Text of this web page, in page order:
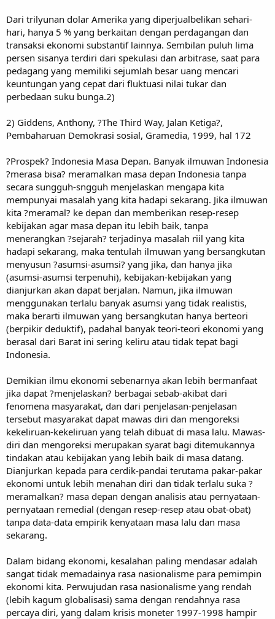
Dari trilyunan dolar Amerika yang diperjualbelikan sehari-
hari, hanya 5 % yang berkaitan dengan perdagangan dan
transaksi ekonomi substantif lainnya. Sembilan puluh lima
persen sisanya terdiri dari spekulasi dan arbitrase, saat para
pedagang yang memiliki sejumlah besar uang mencari
keuntungan yang cepat dari fluktuasi nilai tukar dan
perbedaan suku bunga.2)
2) Giddens, Anthony, ?The Third Way, Jalan Ketiga?,
Pembaharuan Demokrasi sosial, Gramedia, 1999, hal 172
?Prospek? Indonesia Masa Depan. Banyak ilmuwan Indonesia
?merasa bisa? meramalkan masa depan Indonesia tanpa
secara sungguh-sngguh menjelaskan mengapa kita
mempunyai masalah yang kita hadapi sekarang. Jika ilmuwan
kita ?meramal? ke depan dan memberikan resep-resep
kebijakan agar masa depan itu lebih baik, tanpa
menerangkan ?sejarah? terjadinya masalah riil yang kita
hadapi sekarang, maka tentulah ilmuwan yang bersangkutan
menyusun ?asumsi-asumsi? yang jika, dan hanya jika
(asumsi-asumsi terpenuhi), kebijakan-kebijakan yang
dianjurkan akan dapat berjalan. Namun, jika ilmuwan
menggunakan terlalu banyak asumsi yang tidak realistis,
maka berarti ilmuwan yang bersangkutan hanya berteori
(berpikir deduktif), padahal banyak teori-teori ekonomi yang
berasal dari Barat ini sering keliru atau tidak tepat bagi
Indonesia.
Demikian ilmu ekonomi sebenarnya akan lebih bermanfaat
jika dapat ?menjelaskan? berbagai sebab-akibat dari
fenomena masyarakat, dan dari penjelasan-penjelasan
tersebut masyarakat dapat mawas diri dan mengoreksi
kekeliruan-kekeliruan yang telah dibuat di masa lalu. Mawas-
diri dan mengoreksi merupakan syarat bagi ditemukannya
tindakan atau kebijakan yang lebih baik di masa datang.
Dianjurkan kepada para cerdik-pandai terutama pakar-pakar
ekonomi untuk lebih menahan diri dan tidak terlalu suka ?
meramalkan? masa depan dengan analisis atau pernyataan-
pernyataan remedial (dengan resep-resep atau obat-obat)
tanpa data-data empirik kenyataan masa lalu dan masa
sekarang.
Dalam bidang ekonomi, kesalahan paling mendasar adalah
sangat tidak memadainya rasa nasionalisme para pemimpin
ekonomi kita. Perwujudan rasa nasionalisme yang rendah
(lebih kagum globalisasi) sama dengan rendahnya rasa
percaya diri, yang dalam krisis moneter 1997-1998 hampir